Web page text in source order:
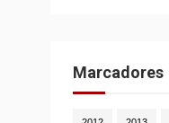
Marcadores